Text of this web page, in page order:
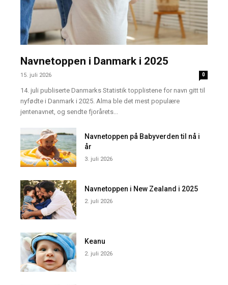
Navnetoppen i Danmark i 2025
15. juli 2026 0
14. juli publiserte Danmarks Statistik topplistene for navn gitt til
nyfødte i Danmark i 2025. Alma ble det mest populære
jentenavnet, og sendte fjorårets...
Navnetoppen på Babyverden til nå i
år
3. juli 2026
Navnetoppen i New Zealand i 2025
2. juli 2026
Keanu
2. juli 2026